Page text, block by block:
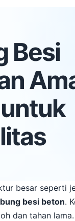
Besi
besar seperti
besi beton.
dan tahan